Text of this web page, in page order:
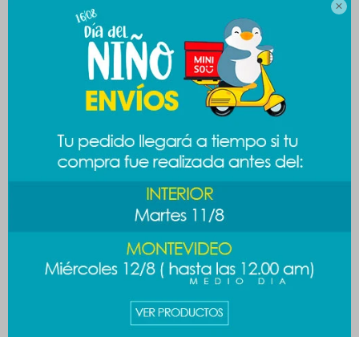

CAMBIOS Y DEVOLUCIONES
MEDIOS DE PAGO
Productos que te pueden interesar